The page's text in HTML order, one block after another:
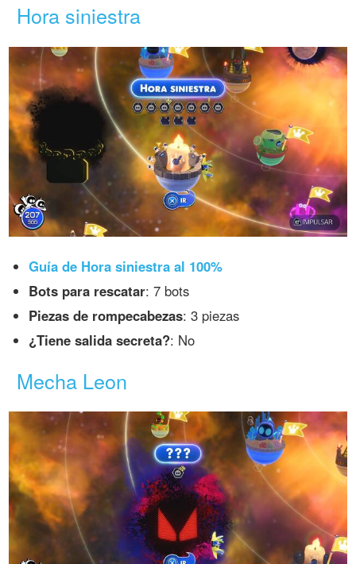
Hora siniestra
Guía de Hora siniestra al 100%
Bots para rescatar: 7 bots
Piezas de rompecabezas: 3 piezas
¿Tiene salida secreta?: No
Mecha Leon